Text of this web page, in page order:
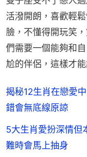
活潑開朗，喜歡輕
臉，不懂得開玩笑
們需要一個能夠和
尬的伴侶，這樣才
揭秘12生肖在戀愛
錯會無底線原諒
5大生肖愛扮深情
難時會馬上抽身